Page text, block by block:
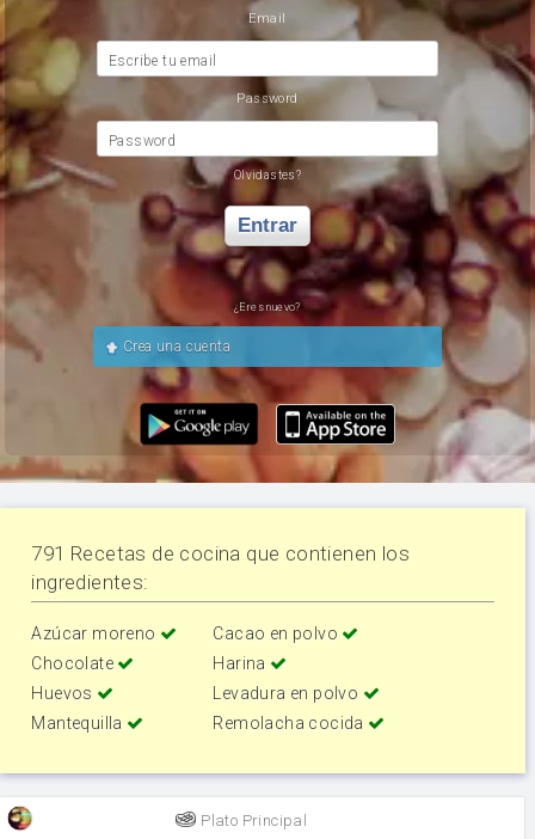
Email
Escribe tu email
Password
Password
Olvidastes?
Entrar
¿Eres nuevo?
Crea una cuenta
791 Recetas de cocina que contienen los
ingredientes:
Azúcar moreno
Cacao en polvo
Chocolate
Harina
Huevos
Levadura en polvo
Mantequilla
Remolacha cocida
Plato Principal